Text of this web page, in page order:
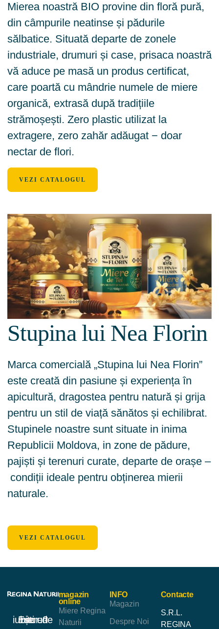
Mierea noastră BIO provine din floră pură,
din câmpurile neatinse și pădurile
sălbatice. Situată departe de zonele
industriale, drumuri și case, prisaca noastră
vă aduce pe masă un produs certificat,
care poartă cu mândrie numele de miere
organică, extrasă după tradițiile
strămoșești. Zero plastic utilizat la
extragere, zero zahăr adăugat − doar
nectar de flori.
VEZI CATALOGUL
Stupina lui Nea Florin
Marca comercială „Stupina lui Nea Florin”
este creată din pasiune și experiența în
apicultură, dragostea pentru natură și grija
pentru un stil de viață sănătos și echilibrat.
Stupinele noastre sunt situate in inima
Republicii Moldova, in zone de pădure,
pajiști și terenuri curate, departe de orașe –
condiții ideale pentru obținerea mierii
naturale.
VEZI CATALOGUL
magazin
online
Miere Regina
Naturii
INFO
Magazin
Despre Noi
Ești un iubitor de miere?
Contacte
S.R.L.
REGINA